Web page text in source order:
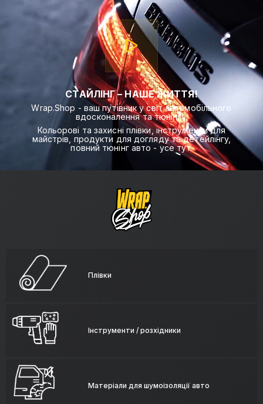
СТАЙЛІНГ – НАШЕ ЖИТТЯ!
Wrap.Shop - ваш путівник у світ автомобільного
вдосконалення та тюнінгу.
Кольорові та захисні плівки, інструменти для
майстрів, продукти для догляду та детейлінгу,
повний тюнінг авто - усе тут.
Плівки
Інструменти / розхідники
Матеріали для шумоізоляції авто